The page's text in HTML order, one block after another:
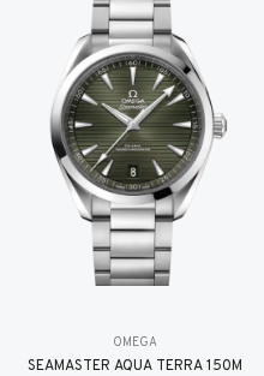
OMEGA
SEAMASTER AQUA TERRA 150M